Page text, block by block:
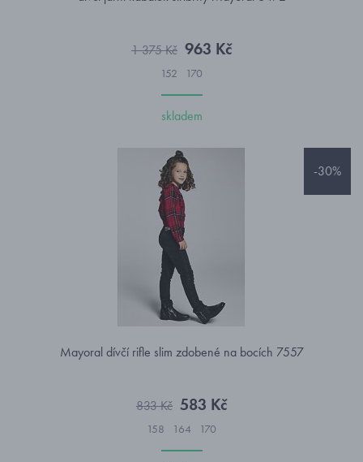
1 375 Kč 963 Kč
152 170
skladem
-30%
Mayoral dívčí rifle slim zdobené na bocích 7557
833 Kč 583 Kč
158 164 170